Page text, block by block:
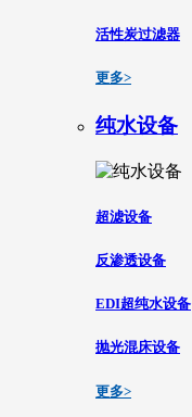
活性炭过滤器
更多>
纯水设备
超滤设备
反渗透设备
EDI超纯水设备
抛光混床设备
更多>